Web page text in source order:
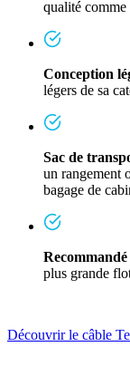
qualité
Conception
légers de sa
Sac de
un rangement
bagage de
plus grande
Découvrir le câble